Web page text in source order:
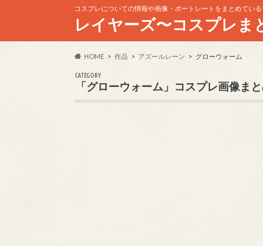
コスプレについての情報や画像・ポートレートをまとめている
レイヤーズ〜コスプレま
HOME 作品 アズールレーン グローウォーム
CATEGORY
「グローウォーム」コスプレ画像ま